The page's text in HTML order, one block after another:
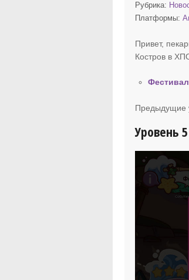
Рубрика:
Платформы:
Привет,
Костров в
Предыдущие
Уровень 5